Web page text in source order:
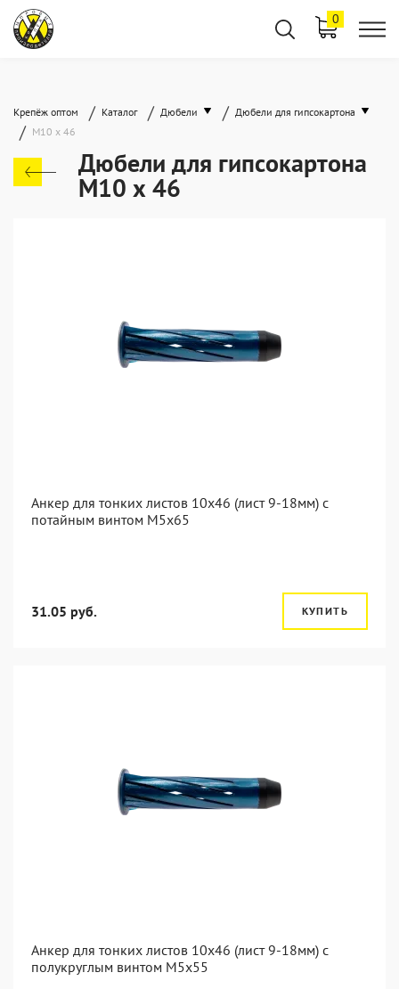
0
Крепёж оптом / Каталог / Дюбели / Дюбели для гипсокартона
/ М10 х 46
Дюбели для гипсокартона
М10 х 46
Анкер для тонких листов 10x46 (лист 9-18мм) с
потайным винтом M5x65
31.05 руб. КУПИТЬ
Анкер для тонких листов 10x46 (лист 9-18мм) с
полукруглым винтом M5x55